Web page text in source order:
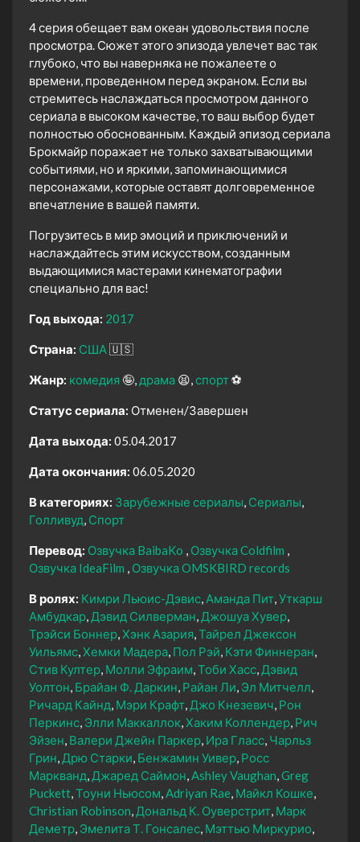
4 серия обещает вам океан удовольствия после
просмотра. Сюжет этого эпизода увлечет вас так
глубоко, что вы наверняка не пожалеете о
времени, проведенном перед экраном. Если вы
стремитесь наслаждаться просмотром данного
сериала в высоком качестве, то ваш выбор будет
полностью обоснованным. Каждый эпизод сериала
Брокмайр поражает не только захватывающими
событиями, но и яркими, запоминающимися
персонажами, которые оставят долговременное
впечатление в вашей памяти.
Погрузитесь в мир эмоций и приключений и
наслаждайтесь этим искусством, созданным
выдающимися мастерами кинематографии
специально для вас!
Год выхода: 2017
Страна: США🇺🇸
Жанр: комедия 🤪 драма 😫 спорт⚽
Статус сериала: Отменен/Завершен
Дата выхода: 05.04.2017
Дата окончания: 06.05.2020
В категориях: Зарубежные сериалы Сериалы
Голливуд Спорт
Перевод: Озвучка BaibaKo
Озвучка Coldfilm
Озвучка IdeaFilm
Озвучка OMSKBIRD records
В ролях: Кимри Льюис-Дэвис Аманда Пит Уткарш
Амбудкар Дэвид Силверман Джошуа Хувер
Трэйси Боннер Хэнк Азария Тайрел Джексон
Уильямс Хемки Мадера Пол Рэй Кэти Финнеран
Стив Култер Молли Эфраим Тоби Хасс Дэвид
Уолтон Брайан Ф. Даркин Райан Ли Эл Митчелл
Ричард Кайнд Мэри Крафт Джо Кнезевич Рон
Перкинс Элли Маккаллок Хаким Коллендер Рич
Эйзен Валери Джейн Паркер Ира Гласс Чарльз
Грин Дрю Старки Бенжамин Уивер Росс
Маркванд Джаред Саймон Ashley Vaughan Greg
Puckett Тоуни Ньюсом Adriyan Rae Майкл Кошке
Christian Robinson Дональд К. Оуверстрит Марк
Деметр Эмелита Т. Гонсалес Мэттью Миркурио